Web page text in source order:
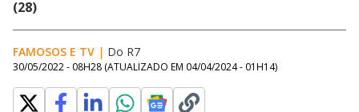
(28)
FAMOSOS E TV | Do R7
30/05/2022 - 08H28 (ATUALIZADO EM 04/04/2024 - 01H14)